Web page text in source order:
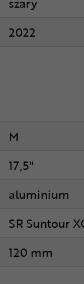
2022
M
17,5"
aluminium
SR Suntour
120 mm